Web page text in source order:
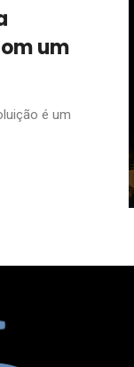
um
é um